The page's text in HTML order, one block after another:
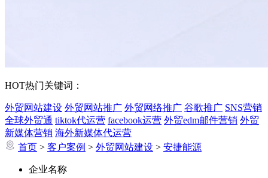
HOT热门关键词：
外贸网站建设 外贸网站推广 外贸网络推广 谷歌推广 SNS营销
全球外贸通 tiktok代运营 facebook运营 外贸edm邮件营销 外贸
新媒体营销 海外新媒体代运营
首页 > 客户案例 > 外贸网站建设 > 安捷能源
企业名称